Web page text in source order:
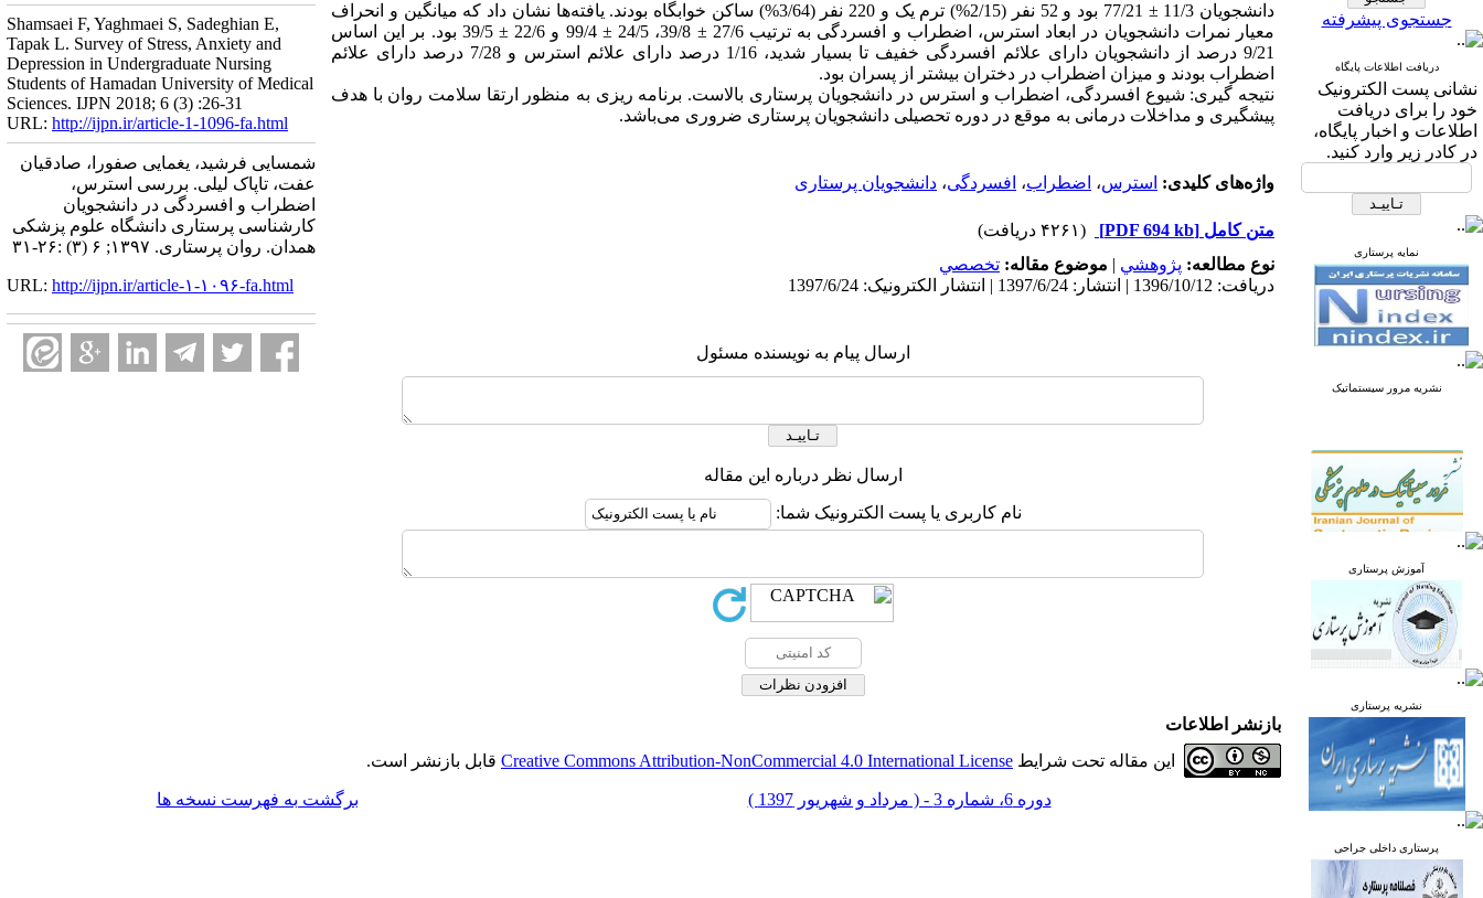
جستجوی پیشرفته
دریافت اطلاعات پایگاه
نشانی پست الکترونیک
خود را برای دریافت
اطلاعات و اخبار پایگاه،
در کادر زیر وارد کنید.
نمایه پرستاری
نشریه مرور سیستماتیک
آموزش پرستاری
نشریه پرستاری
پرستاری داخلی جراحی
دانشجویان 11/3 ± 77/21 بود و 52 نفر (2/15%) ترم یک و 220 نفر (3/64%) ساکن خوابگاه بودند. یافته‌ها نشان داد که میانگین و انحراف
معیار نمرات دانشجویان در ابعاد استرس، اضطراب و افسردگی به ترتیب 27/6 ± 39/8، 24/5 ± 99/4 و 22/6 ± 39/5 بود. بر این اساس
9/21 درصد از دانشجویان دارای علائم افسردگی خفیف تا بسیار شدید، 1/16 درصد دارای علائم استرس و 7/28 درصد دارای علائم
اضطراب بودند و میزان اضطراب در دختران بیشتر از پسران بود.
نتیجه گیری: شیوع افسردگی، اضطراب و استرس در دانشجویان پرستاری بالاست. برنامه ریزی به منظور ارتقا سلامت روان با هدف
پیشگیری و مداخلات درمانی به موقع در دوره تحصیلی دانشجویان پرستاری ضروری می‌باشد.
واژه‌های کلیدی: استرس، اضطراب، افسردگی، دانشجویان پرستاری
متن کامل [PDF 694 kb]
(۴۲۶۱ دریافت)
نوع مطالعه: پژوهشي | موضوع مقاله: تخصصي
دریافت: 1396/10/12 | انتشار: 1397/6/24 | انتشار الکترونیک: 1397/6/24
ارسال پیام به نویسنده مسئول
ارسال نظر درباره این مقاله
نام کاربری یا پست الکترونیک شما:
Shamsaei F, Yaghmaei S, Sadeghian E,
Tapak L. Survey of Stress, Anxiety and
Depression in Undergraduate Nursing
Students of Hamadan University of Medical
Sciences. IJPN 2018; 6 (3) :26-31
URL: http://ijpn.ir/article-1-1096-fa.html
شمسایی فرشید، یغمایی صفورا، صادقیان
عفت، تاپاک لیلی. بررسی استرس،
اضطراب و افسردگی در دانشجویان
کارشناسی پرستاری دانشگاه علوم پزشکی
همدان. روان پرستاری. ۱۳۹۷; ۶ (۳) :۲۶-۳۱
URL: http://ijpn.ir/article-۱-۱۰۹۶-fa.html
بازنشر اطلاعات
این مقاله تحت شرایط Creative Commons Attribution-NonCommercial 4.0 International License قابل بازنشر است.
دوره 6، شماره 3 - ( مرداد و شهریور 1397 ) برگشت به فهرست نسخه ها